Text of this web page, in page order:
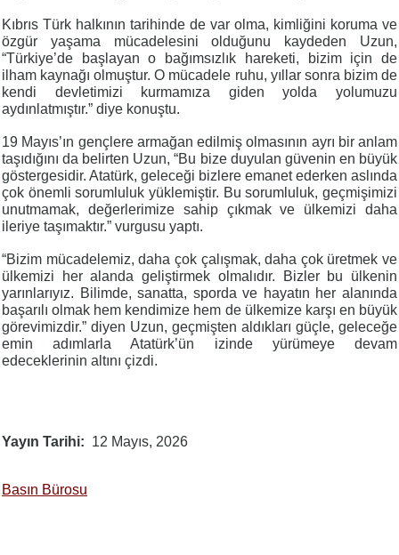
Kıbrıs Türk halkının tarihinde de var olma, kimliğini koruma ve
özgür yaşama mücadelesini olduğunu kaydeden Uzun,
“Türkiye’de başlayan o bağımsızlık hareketi, bizim için de
ilham kaynağı olmuştur. O mücadele ruhu, yıllar sonra bizim de
kendi devletimizi kurmamıza giden yolda yolumuzu
aydınlatmıştır.” diye konuştu.
19 Mayıs’ın gençlere armağan edilmiş olmasının ayrı bir anlam
taşıdığını da belirten Uzun, “Bu bize duyulan güvenin en büyük
göstergesidir. Atatürk, geleceği bizlere emanet ederken aslında
çok önemli sorumluluk yüklemiştir. Bu sorumluluk, geçmişimizi
unutmamak, değerlerimize sahip çıkmak ve ülkemizi daha
ileriye taşımaktır.” vurgusu yaptı.
“Bizim mücadelemiz, daha çok çalışmak, daha çok üretmek ve
ülkemizi her alanda geliştirmek olmalıdır. Bizler bu ülkenin
yarınlarıyız. Bilimde, sanatta, sporda ve hayatın her alanında
başarılı olmak hem kendimize hem de ülkemize karşı en büyük
görevimizdir.” diyen Uzun, geçmişten aldıkları güçle, geleceğe
emin adımlarla Atatürk’ün izinde yürümeye devam
edeceklerinin altını çizdi.
Yayın Tarihi 12 Mayıs, 2026
Basın Bürosu